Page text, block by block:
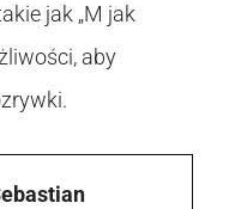
jak „M jak
aby